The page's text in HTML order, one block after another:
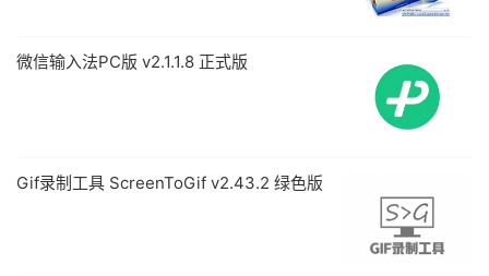
微信输入法PC版 v2.1.1.8 正式版
Gif录制工具 ScreenToGif v2.43.2 绿色版